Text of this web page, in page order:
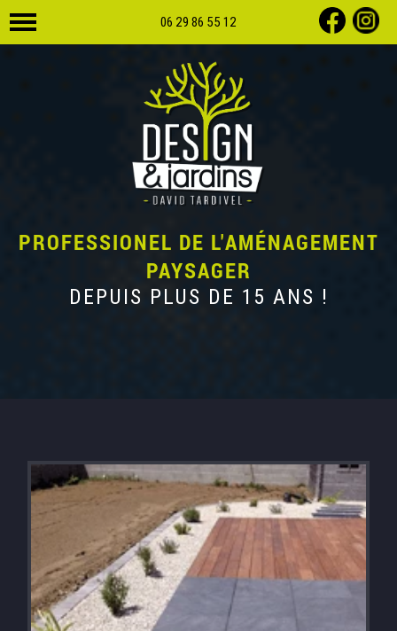
06 29 86 55 12
PROFESSIONEL DE L'AMÉNAGEMENT
PAYSAGER
DEPUIS PLUS DE 15 ANS !